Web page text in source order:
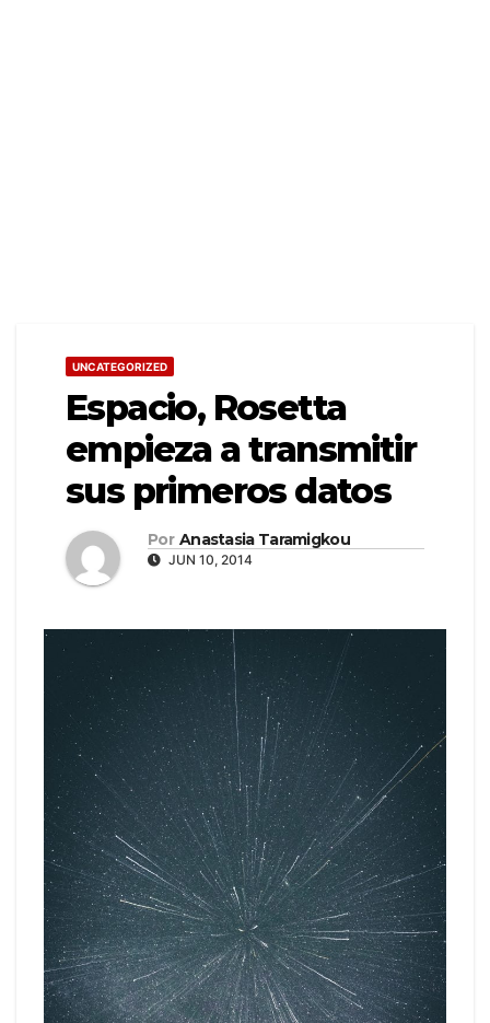
UNCATEGORIZED
Espacio, Rosetta
empieza a transmitir
sus primeros datos
Por Anastasia Taramigkou
JUN 10, 2014